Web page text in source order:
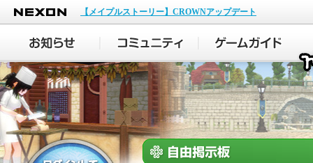
NEXON
【メイプルストーリー】CROWNアップデート